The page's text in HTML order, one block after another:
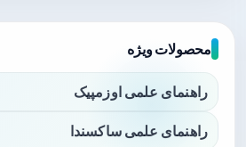
محصولات ویژه
راهنمای علمی اوزمپیک
راهنمای علمی ساکسندا